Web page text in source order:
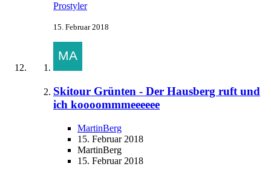
Prostyler
15. Februar 2018
Skitour Grünten - Der Hausberg ruft und
ich koooommmeeeeee
MartinBerg
15. Februar 2018
MartinBerg
15. Februar 2018